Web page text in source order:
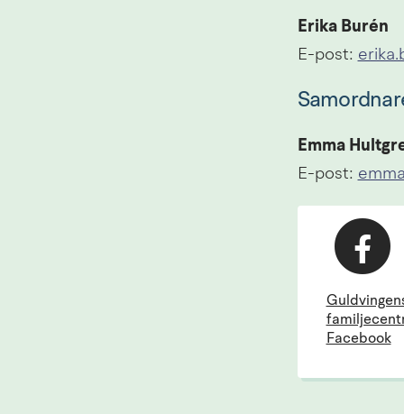
Erika Burén
E-post:
Emma
E-post:
Facebook